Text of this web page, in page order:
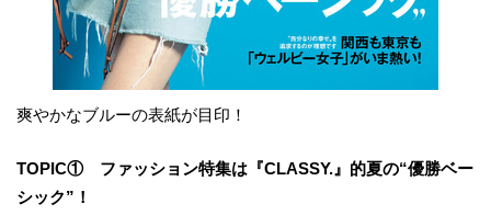
爽やかなブルーの表紙が目印！
TOPIC① ファッション特集は『CLASSY.』的夏の“優勝ベー
シック”！